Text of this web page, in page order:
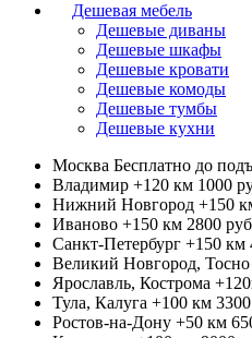
Дешевая мебель
Дешевые диваны
Дешевые шкафы
Дешевые кровати
Дешевые комоды
Дешевые тумбы
Дешевые кухни
Москва Бесплатно до
Владимир +120 км 1000
Нижний Новгород +150
Иваново +150 км 2800 руб
Санкт-Петербург +150 км
Великий Новгород,
Ярославль, Кострома
Тула, Калуга +100 км
Ростов-на-Дону +50 км